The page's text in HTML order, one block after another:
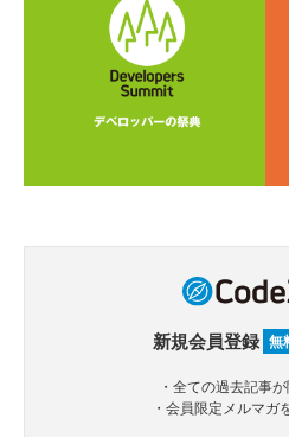
新規会員登録 無
・全ての過去記事
・会員限定メルマガ